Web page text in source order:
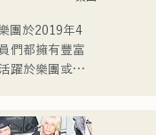
劇。
回到福岡，除
之外，還活躍
嗓音和出眾的
團於2019年4
們都擁有豐富
躍於樂團或擔
清澈的嗓音、